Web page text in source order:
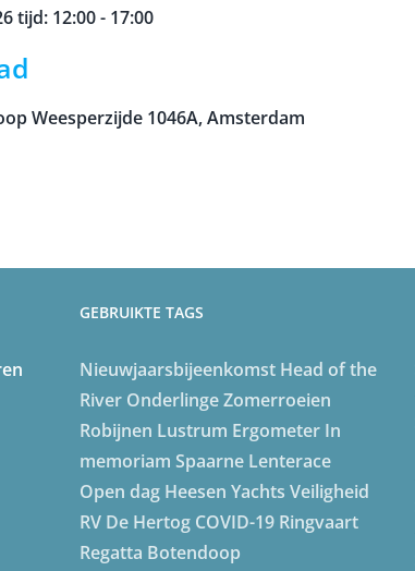
tijd: 12:00- 17:00
Weesperzijde 1046A, Amsterdam
GEBRUIKTE TAGS
Nieuwjaarsbijeenkomst Head of the
River OnderlingeZomerroeien
Robijnen Lustrum Ergometer In
memoriam Spaarne Lenterace
Open dag Heesen Yachts Veiligheid
RV De Hertog COVID-19 Ringvaart
Regatta Botendoop